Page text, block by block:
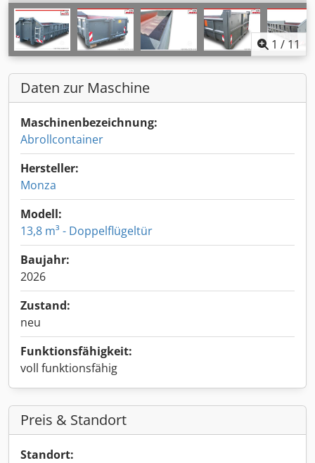
1 / 11
Daten zur Maschine
Maschinenbezeichnung:
Abrollcontainer
Hersteller:
Monza
Modell:
13,8 m³ - Doppelflügeltür
Baujahr:
2026
Zustand:
neu
Funktionsfähigkeit:
voll funktionsfähig
Preis & Standort
Standort: